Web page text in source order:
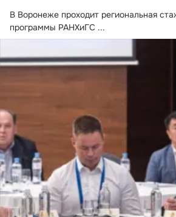
В Воронеже проходит региональная
программы РАНХиГС ...